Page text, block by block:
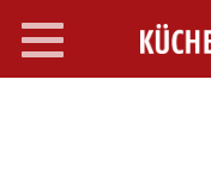
Toggle
navigation